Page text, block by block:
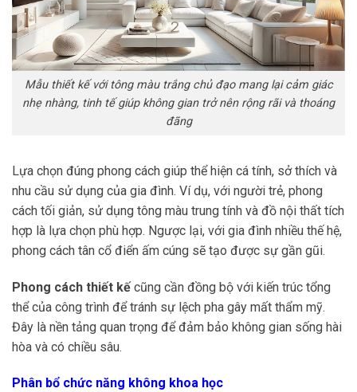
Mẫu thiết kế với tông màu trắng chủ đạo mang lại cảm giác
nhẹ nhàng, tinh tế giúp không gian trở nên rộng rãi và thoáng
đãng
Lựa chọn đúng phong cách giúp thể hiện cá tính, sở thích và
nhu cầu sử dụng của gia đình. Ví dụ, với người trẻ, phong
cách tối giản, sử dụng tông màu trung tính và đồ nội thất tích
hợp là lựa chọn phù hợp. Ngược lại, với gia đình nhiều thế hệ,
phong cách tân cổ điển ấm cúng sẽ tạo được sự gần gũi.
Phong cách thiết kếcũng cần đồng bộ với kiến trúc tổng
thể của công trình để tránh sự lệch pha gây mất thẩm mỹ.
Đây là nền tảng quan trọng để đảm bảo không gian sống hài
hòa và có chiều sâu.
Phân bổ chức năng không khoa học